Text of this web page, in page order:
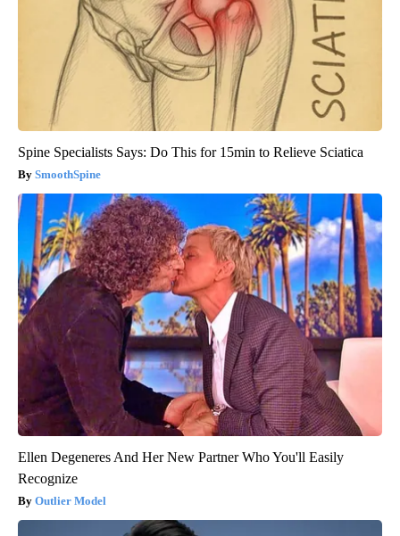
Spine Specialists Says: Do This for 15min to Relieve Sciatica
SmoothSpine
Ellen Degeneres And Her New Partner Who You'll Easily
Recognize
Outlier Model